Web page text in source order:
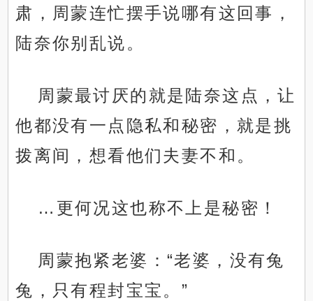
肃，周蒙连忙摆手说哪有这回事，
陆奈你别乱说。
周蒙最讨厌的就是陆奈这点，让
他都没有一点隐私和秘密，就是挑
拨离间，想看他们夫妻不和。
…更何况这也称不上是秘密！
周蒙抱紧老婆：“老婆，没有兔
兔，只有程封宝宝。”